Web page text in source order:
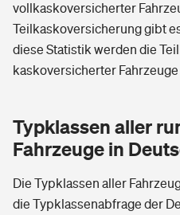
vollkaskoversicherter
Teilkaskoversicherung gibt
diese Statistik werden die
kaskoversicherter
Typklassen aller
Fahrzeuge in
Die Typklassen aller
die Typklassenabfrage der